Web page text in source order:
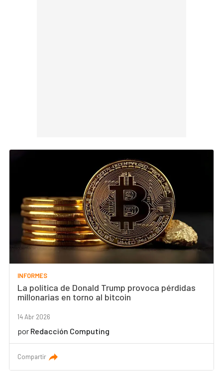
INFORMES
La política de Donald Trump provoca pérdidas
millonarias en torno al bitcoin
14 Abr 2026
por Redacción Computing
Compartir